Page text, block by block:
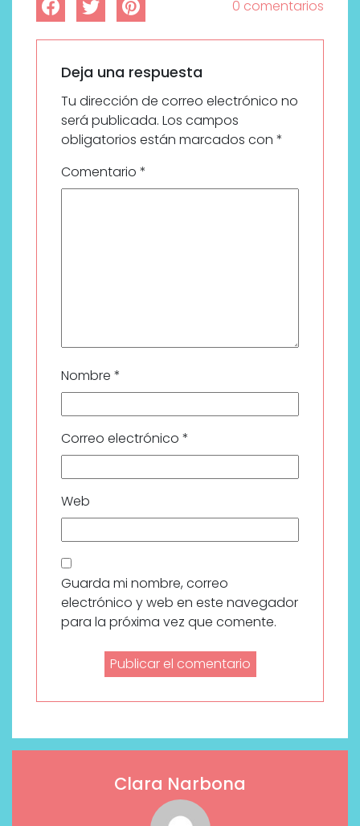
0 comentarios
Deja una respuesta
Tu dirección de correo electrónico no
será publicada. Los campos
obligatorios están marcados con *
Comentario *
Nombre *
Correo electrónico *
Web
Guarda mi nombre, correo
electrónico y web en este navegador
para la próxima vez que comente.
Clara Narbona